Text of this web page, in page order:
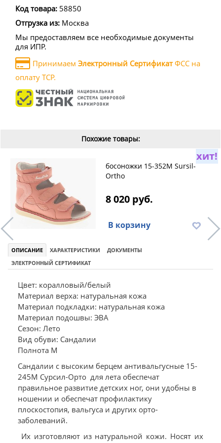
Код товара: 58850
Отгрузка из: Москва
Мы предоставляем все необходимые документы
для ИПР.
Принимаем Электронный СертификатФСС на
оплату ТСР.
Похожие товары:
хит!
босоножки 15-352M Sursil-
Ortho
8 020 руб.
В корзину
ОПИСАНИЕ ХАРАКТЕРИСТИКИ
ДОКУМЕНТЫ
ЭЛЕКТРОННЫЙ СЕРТИФИКАТ
Цвет: коралловый/белый
Материал верха: натуральная кожа
Материал подкладки: натуральная кожа
Материал подошвы: ЭВА
Сезон: Лето
Вид обуви: Сандалии
Полнота М
Сандалии с высоким берцем антивальгусные 15-
245М Сурсил-Орто для лета обеспечат
правильное развитие детских ног, они удобны в
ношении и обеспечат профилактику
плоскостопия, вальгуса и других орто-
заболеваний.
Их изготовляют из натуральной кожи. Носят их